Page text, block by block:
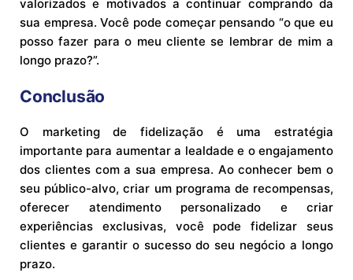
valorizados e motivados a continuar comprando da
sua empresa. Você pode começar pensando “o que eu
posso fazer para o meu cliente se lembrar de mim a
longo prazo?”.
Conclusão
O marketing de fidelização é uma estratégia
importante para aumentar a lealdade e o engajamento
dos clientes com a sua empresa. Ao conhecer bem o
seu público-alvo, criar um programa de recompensas,
oferecer atendimento personalizado e criar
experiências exclusivas, você pode fidelizar seus
clientes e garantir o sucesso do seu negócio a longo
prazo.